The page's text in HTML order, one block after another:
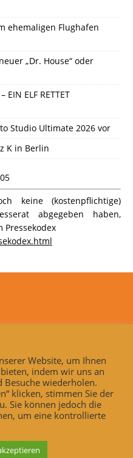
ehemaligen Flughafen
„Dr. House“ oder
EIN ELF RETTET
Studio Ultimate 2026 vor
K in Berlin
keine (kostenpflichtige)
abgegeben haben,
keine (kostenpflichtige)
abgegeben haben, handeln wir
Website, um Ihnen
indem wir uns an
Besuche wiederholen.
klicken, stimmen Sie der
Sie können jedoch die
um eine kontrollierte